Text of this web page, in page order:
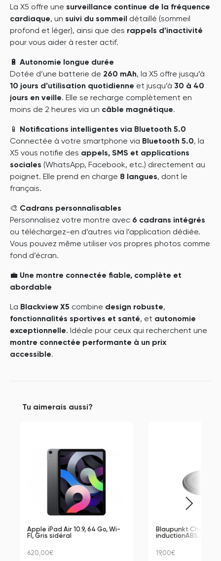
La X5 offre une surveillance continue de la fréquence
cardiaque, un suivi du sommeil
détaillé (sommeil
profond et léger), ainsi que des rappels d’inactivité
pour vous aider à rester actif.
🔋 Autonomie longue durée
Dotée d’une batterie de 260 mAh, la X5 offre jusqu’à
10 jours d’utilisation quotidienne et jusqu’à 30 à 40
jours en veille. Elle se recharge complètement en
moins de 2 heures via un câble magnétique.
📱
Notifications intelligentes via Bluetooth 5.0
Connectée à votre smartphone via Bluetooth 5.0, la
X5 vous notifie des appels, SMS et applications
sociales (WhatsApp, Facebook, etc.) directement au
poignet. Elle prend en charge 8 langues, dont le
français.
🎨 Cadrans personnalisables
Personnalisez votre montre avec 6 cadrans intégrés
ou téléchargez-en d’autres via l’application dédiée.
Vous pouvez même utiliser vos propres photos comme
fond d’écran.
💼 Une montre connectée fiable, complète et
abordable
La Blackview X5 combine design robuste,
fonctionnalités sportives et santé, et autonomie
exceptionnelle. Idéale pour ceux qui recherchent une
montre connectée performante à un prix
accessible.
Tu aimerais aussi?
Apple iPad Air 10.9, 64 Go, Wi-
FI, Gris sidéral
620,00€
Blaupunkt
inductionABS
19,00€